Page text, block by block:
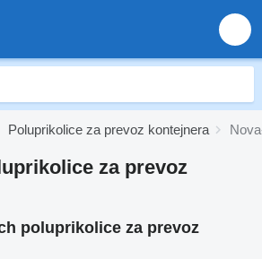
Poluprikolice za prevoz kontejnera
za prevoz
poluprikolice za prevoz